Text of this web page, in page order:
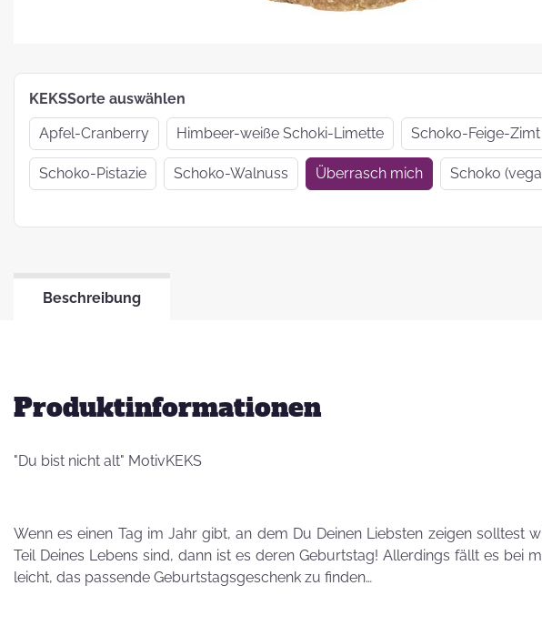
Verpackungsoptionen
Wir haben uns
verkrümelt...
zur
2021
Besuch von
Petra Homeier
KEKSSorte auswählen
Apfel-Cranberry
Himbeer-weiße Schoki-Limette Schoko-Feige-Zimt
Schoko-Pistazie Schoko-Walnuss Überrasch mich Schoko
Beschreibung
Produktinformationen
"Du bist nicht alt" MotivKEKS
Wenn es einen Tag im Jahr gibt, an dem Du Deinen Liebsten zeigen solltest
Teil Deines Lebens sind, dann ist es deren Geburtstag! Allerdings fällt es bei
leicht, das passende Geburtstagsgeschenk zu finden…